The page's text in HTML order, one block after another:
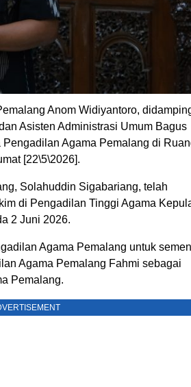
Anom Widiyantoro,
Asisten Administrasi Umum Bagus
Agama Pemalang di
[22\5\2026].
Solahuddin Sigabariang, telah
di Pengadilan Tinggi Agama
2 Juni 2026.
Agama Pemalang untuk
Agama Pemalang Fahmi sebagai
Pemalang.